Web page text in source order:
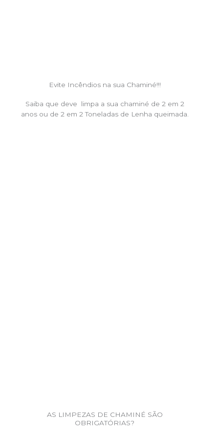
Evite Incêndios na sua Chaminé!!!
Saiba que deve limpa a sua chaminé de 2 em 2
anos ou de 2 em 2 Toneladas de Lenha queimada.
AS LIMPEZAS DE CHAMINÉ SÃO
OBRIGATÓRIAS?